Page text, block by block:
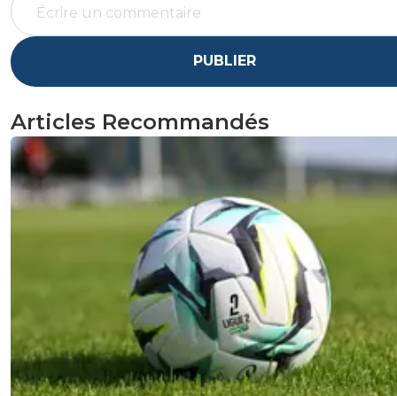
PUBLIER
Articles Recommandés